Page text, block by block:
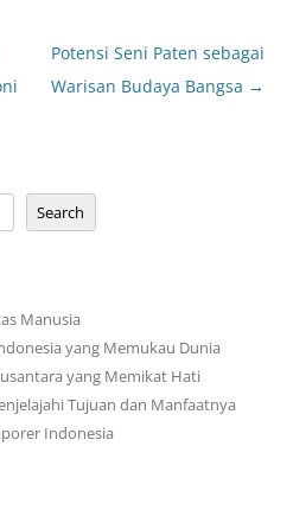
Potensi Seni Paten sebagai
Warisan Budaya Bangsa →
Search
Manusia
yang Memukau Dunia
yang Memikat Hati
Tujuan dan Manfaatnya
Indonesia